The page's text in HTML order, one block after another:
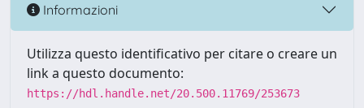
Informazioni
Utilizza questo identificativo per citare o creare un
link a questo documento:
https://hdl.handle.net/20.500.11769/253673